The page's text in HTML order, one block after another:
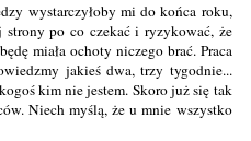
wystarczyłoby mi do końca roku,
po co czekać i ryzykować, że
miała ochoty niczego brać. Praca
jakieś dwa, trzy tygodnie...
kim nie jestem. Skoro już się tak
Niech myślą, że u mnie wszystko